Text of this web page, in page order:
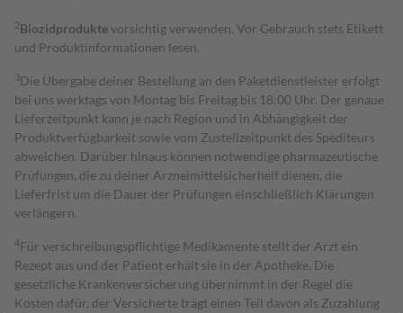
2Biozidproduktevorsichtig verwenden. Vor Gebrauch stets Etikett
und Produktinformationen lesen.
3Die Übergabe deiner Bestellung an den Paketdienstleister erfolgt
bei uns werktags von Montag bis Freitag bis 18:00 Uhr. Der genaue
Lieferzeitpunkt kann je nach Region und in Abhängigkeit der
Produktverfügbarkeit sowie vom Zustellzeitpunkt des Spediteurs
abweichen. Darüber hinaus können notwendige pharmazeutische
Prüfungen, die zu deiner Arzneimittelsicherheit dienen, die
Lieferfrist um die Dauer der Prüfungen einschließlich Klärungen
verlängern.
4Für verschreibungspflichtige Medikamente stellt der Arzt ein
Rezept aus und der Patient erhält sie in der Apotheke. Die
gesetzliche Krankenversicherung übernimmt in der Regel die
Kosten dafür, der Versicherte trägt einen Teil davon als Zuzahlung